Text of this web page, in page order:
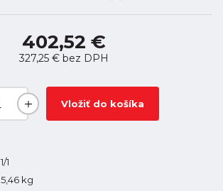
402,52 €
327,25 € bez DPH
Vložiť do košíka
1/1
5,46 kg